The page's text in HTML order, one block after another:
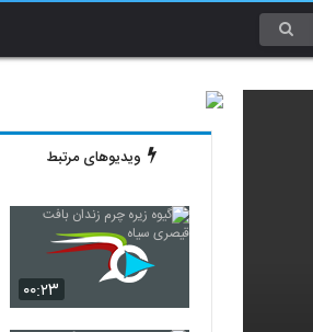
ویدیوهای مرتبط
۰۰:۲۳